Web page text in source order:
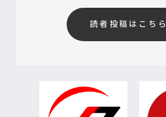
読者投稿はこちら